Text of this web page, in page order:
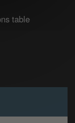
table